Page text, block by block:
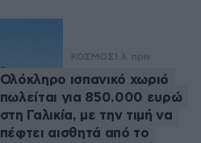
ΚΟΣΜΟΣ 1 λ. πριν
Ολόκληρο ισπανικό χωριό
πωλείται για 850.000 ευρώ
στη Γαλικία, με την τιμή να
πέφτει αισθητά από το